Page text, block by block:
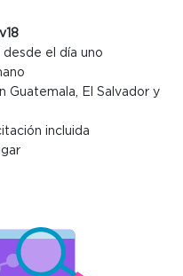
el día uno
Guatemala, El Salvador y
incluida